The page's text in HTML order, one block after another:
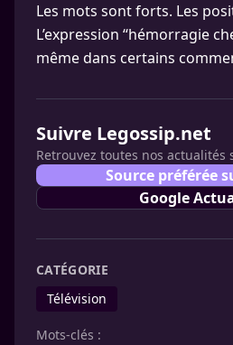
Les mots sont forts. Les
L’expression “hémorragie
même dans certains
Suivre Legossip.net
Retrouvez toutes nos actualités
Source préférée
Google
CATÉGORIE
Télévision
Mots-clés :